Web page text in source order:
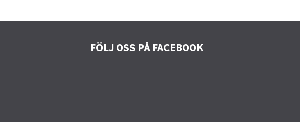
FÖLJ OSS PÅ FACEBOOK